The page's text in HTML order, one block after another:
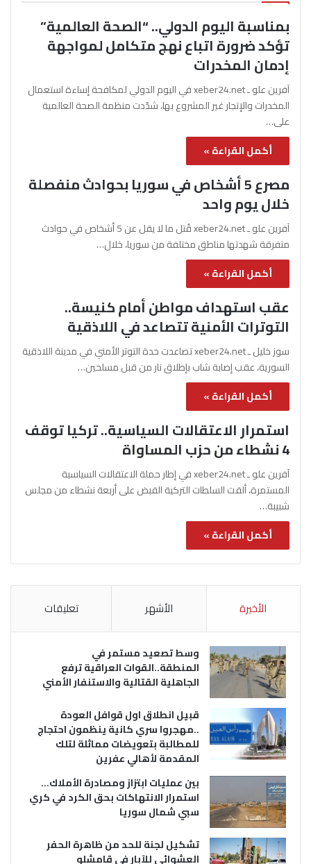
بمناسبة اليوم الدولي.. “الصحة العالمية”
تؤكد ضرورة اتباع نهج متكامل لمواجهة
إدمان المخدرات
آفرين علو ـ xeber24.net في اليوم الدولي لمكافحة إساءة استعمال
المخدرات والإتجار غير المشروع بها، شدّدت منظمة الصحة العالمية
على…
أكمل القراءة »
مصرع 5 أشخاص في سوريا بحوادث منفصلة
خلال يوم واحد
آفرين علو ـ xeber24.net قُتل ما لا يقل عن 5 أشخاص في حوادث
متفرقة شهدتها مناطق مختلفة من سوريا، خلال…
أكمل القراءة »
عقب استهداف مواطن أمام كنيسة..
التوترات الأمنية تتصاعد في اللاذقية
سوز خليل ـ xeber24.net تصاعدت حدة التوتر الأمني في مدينة اللاذقية
السورية، عقب إصابة شاب بإطلاق نار من قبل مسلحين…
أكمل القراءة »
استمرار الاعتقالات السياسية.. تركيا توقف
4 نشطاء من حزب المساواة
آفرين علو ـ xeber24.net في إطار حملة الاعتقالات السياسية
المستمرة، ألقت السلطات التركية القبض على أربعة نشطاء من مجلس
شبيبة…
أكمل القراءة »
الأخيرة الأشهر تعليقات
وسط تصعيد مستمر في
المنطقة..القوات العراقية ترفع
الجاهلية القتالية والاستنفار الأمني
قبيل انطلاق اول قوافل العودة
..مهجروا سري كانية ينظمون احتجاج
للمطالبة بتعويضات مماثلة لتلك
المقدمة لأهالي عفرين
بين عمليات ابتزاز ومصادرة الأملاك…
استمرار الانتهاكات بحق الكرد في كري
سبي شمال سوريا
تشكيل لجنة للحد من ظاهرة الحفر
العشوائي للآبار في قامشلو